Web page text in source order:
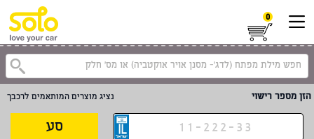
0
הזן מספר רישוי נציג מוצרים המותאמים לרכבך
סע